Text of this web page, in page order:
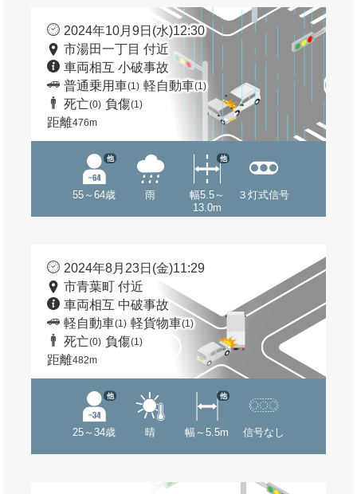
2024年10月9日(水)12:30
市湯田一丁目 付近
車両相互 小破事故
普通乗用車(1) 軽自動車(1)
死亡(0) 負傷(1)
距離476m
55～64歳
他
雨
幅5.5～
13.0m
他
３灯式信号
2024年8月23日(金)11:29
市青葉町 付近
車両相互 中破事故
軽自動車(1) 軽貨物車(1)
死亡(0) 負傷(1)
距離482m
25～34歳
他
晴 幅～5.5m
他
信号なし